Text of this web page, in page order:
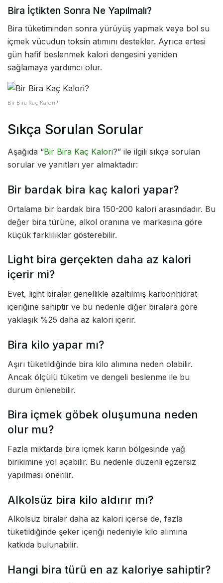
Bira İçtikten Sonra Ne Yapılmalı?
Bira tüketiminden sonra yürüyüş yapmak veya bol su
içmek vücudun toksin atımını destekler. Ayrıca ertesi
gün hafif beslenmek kalori dengesini yeniden
sağlamaya yardımcı olur.
Bir Bira Kaç Kalori?
Sıkça Sorulan Sorular
Aşağıda “Bir Bira Kaç Kalori?” ile ilgili sıkça sorulan
sorular ve yanıtları yer almaktadır:
Bir bardak bira kaç kalori yapar?
Ortalama bir bardak bira 150-200 kalori arasındadır. Bu
değer bira türüne, alkol oranına ve markasına göre
küçük farklılıklar gösterebilir.
Light bira gerçekten daha az kalori
içerir mi?
Evet, light biralar genellikle azaltılmış karbonhidrat
içeriğine sahiptir ve bu nedenle diğer biralara göre
yaklaşık %25 daha az kalori içerir.
Bira kilo yapar mı?
Aşırı tüketildiğinde bira kilo alımına neden olabilir.
Ancak ölçülü tüketim ve dengeli beslenme ile bu
durum önlenebilir.
Bira içmek göbek oluşumuna neden
olur mu?
Fazla miktarda bira içmek karın bölgesinde yağ
birikimine yol açabilir. Bu nedenle düzenli egzersiz
yapılması önerilir.
Alkolsüz bira kilo aldırır mı?
Alkolsüz biralar daha az kalori içerse de, fazla
tüketildiğinde şeker içeriği nedeniyle kilo alımına
katkıda bulunabilir.
Hangi bira türü en az kaloriye sahiptir?